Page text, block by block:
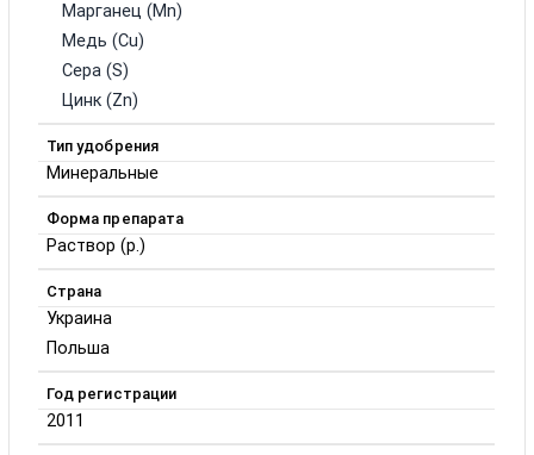
Марганец (Mn)
Медь (Cu)
Сера (S)
Цинк (Zn)
Тип удобрения
Минеральные
Форма препарата
Раствор (р.)
Страна
Украина
Польша
Год регистрации
2011